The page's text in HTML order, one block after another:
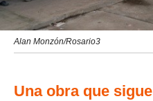
Alan Monzón/Rosario3
Una obra que sigue